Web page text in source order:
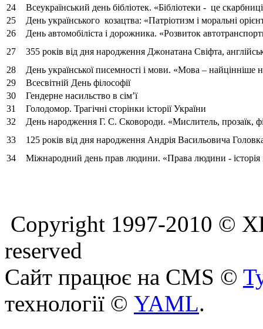
24
Всеукраїнський день бібліотек. «Бібліотеки - це
25
День українського козацтва: «Патріотизм і моральні
26
День автомобіліста і дорожника. «Розвиток
27
355 років від дня народження Джонатана Свіфта,
28
День української писемності і мови. «Мова – найцінніше
29
Всесвітній День філософії
30
Гендерне насильство в сім’ї
31
Голодомор. Трагічні сторінки історії України
32
День народження Г. С. Сковороди. «Мислитель, прозаїк,
33
125 років від дня народження Андрія Васильовича
34
Міжнародний день прав людини. «Права людини - історія і
Copyright 1997-2010
reserved
Сайт працює на CMS ©
технології © YAML.